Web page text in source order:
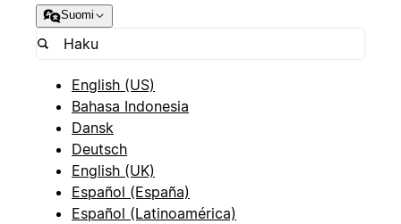
Suomi
English (US)
Bahasa Indonesia
Dansk
Deutsch
English (UK)
Español (España)
Español (Latinoamérica)